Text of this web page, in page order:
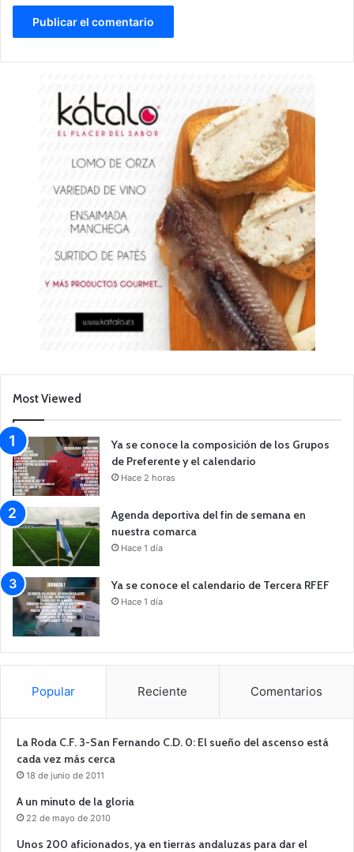
Most Viewed
Ya se conoce la composición de los Grupos
de Preferente y el calendario
Hace 2 horas
Agenda deportiva del fin de semana en
nuestra comarca
Hace 1 día
Ya se conoce el calendario de Tercera RFEF
Hace 1 día
Popular Reciente Comentarios
La Roda C.F. 3-San Fernando C.D. 0: El sueño del ascenso está
cada vez más cerca
18 de junio de 2011
A un minuto de la gloria
22 de mayo de 2010
Unos 200 aficionados, ya en tierras andaluzas para dar el